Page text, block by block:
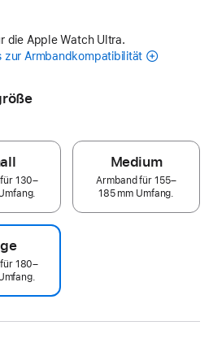
die Apple Watch Ultra.
zur Armbandkompatibilität
130–
Medium
Armband für 155–
185 mm Umfang.
180–